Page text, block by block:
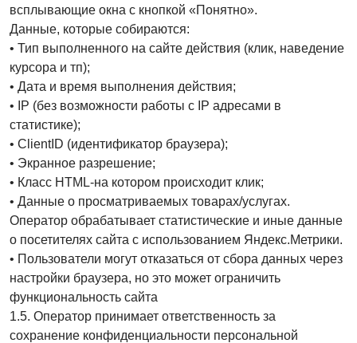
всплывающие окна с кнопкой «Понятно».
Данные, которые собираются:
• Тип выполненного на сайте действия (клик, наведение
курсора и тп);
• Дата и время выполнения действия;
• IP (без возможности работы с IP адресами в
статистике);
• ClientID (идентификатор браузера);
• Экранное разрешение;
• Класс HTML-на котором происходит клик;
• Данные о просматриваемых товарах/услугах.
Оператор обрабатывает статистические и иные данные
о посетителях сайта с использованием Яндекс.Метрики.
• Пользователи могут отказаться от сбора данных через
настройки браузера, но это может ограничить
функциональность сайта
1.5. Оператор принимает ответственность за
сохранение конфиденциальности персональной